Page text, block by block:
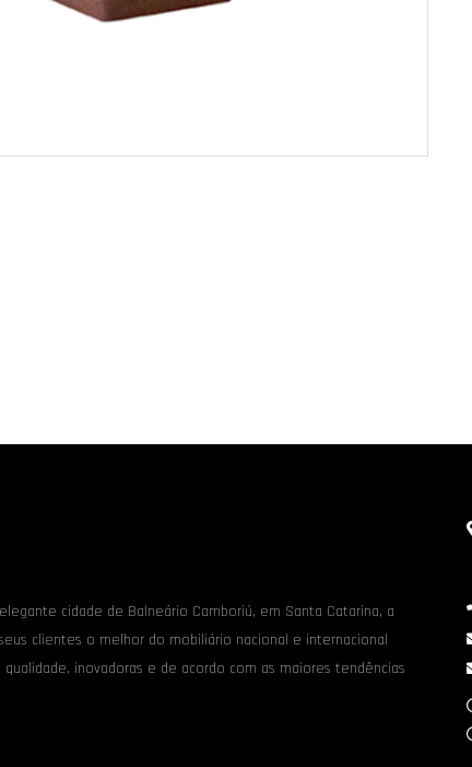
cidade de Balneário Camboriú, em Santa Catarina, a
clientes o melhor do mobiliário nacional e internacional
inovadoras e de acordo com as maiores tendências